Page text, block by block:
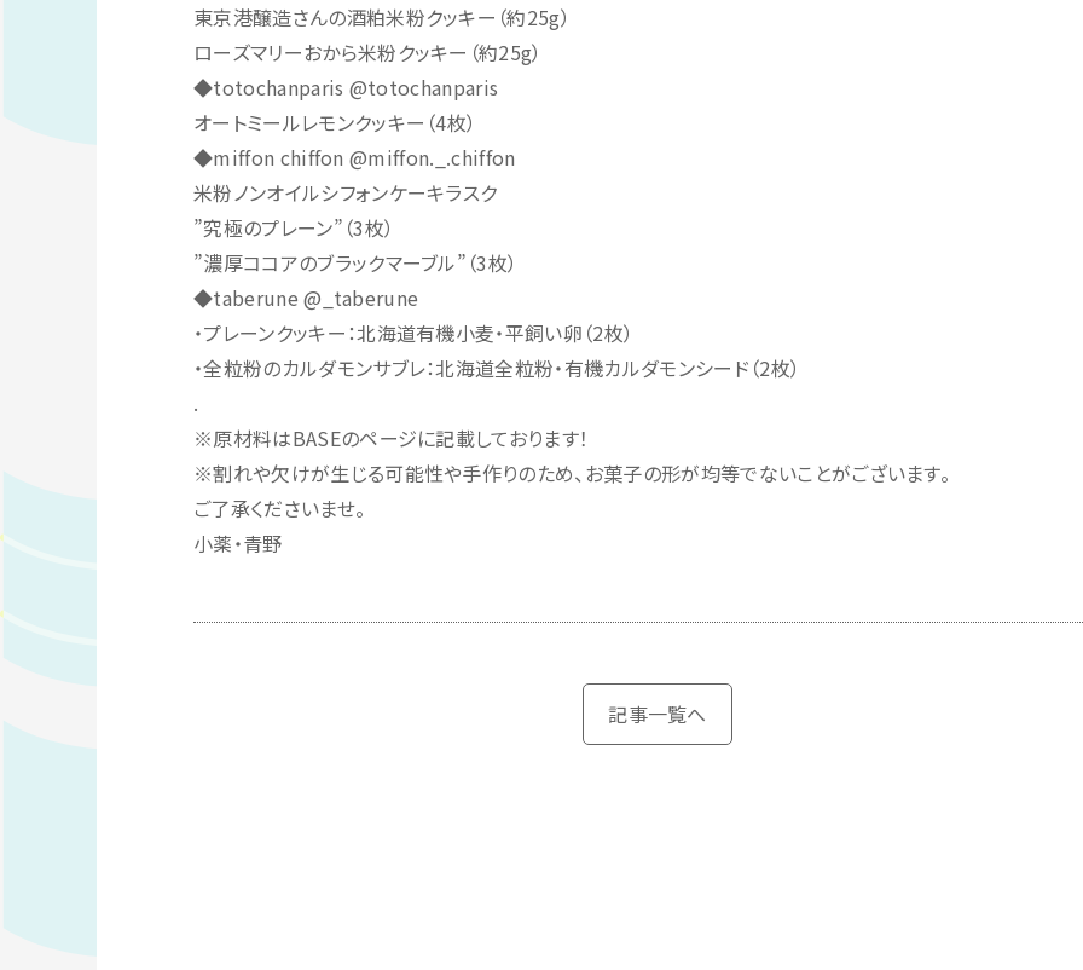
東京港醸造さんの酒粕米粉クッキー（約25g）
ローズマリーおから米粉クッキー（約25g）
◆totochanparis @totochanparis
オートミールレモンクッキー（4枚）
◆miffon chiffon @miffon._.chiffon
米粉ノンオイルシフォンケーキラスク
”究極のプレーン”（3枚）
”濃厚ココアのブラックマーブル”（3枚）
◆taberune @_taberune
・プレーンクッキー：北海道有機小麦・平飼い卵（2枚）
・全粒粉のカルダモンサブレ：北海道全粒粉・有機カルダモンシード（2枚）
.
※原材料はBASEのページに記載しております！
※割れや欠けが生じる可能性や手作りのため、お菓子の形が均等でないことがございます。
ご了承くださいませ。
小薬・青野
記事一覧へ